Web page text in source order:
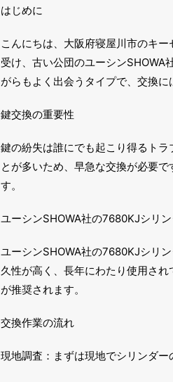
はじめに
こんにちは、大阪府寝屋川市のキ
受け、古い公団のユーシン
がらもよく出会うタイプで、交換
鍵交換の重要性
鍵の紛失は誰にでも起こり得るト
とが多いため、早急な交換が必要
す。
ユーシンSHOWA社の7680KJシリ
ユーシンSHOWA社の7680KJシリ
久性が高く、長年にわたり使用さ
が推奨されます。
交換作業の流れ
現地調査：まずは現地でシリンダ